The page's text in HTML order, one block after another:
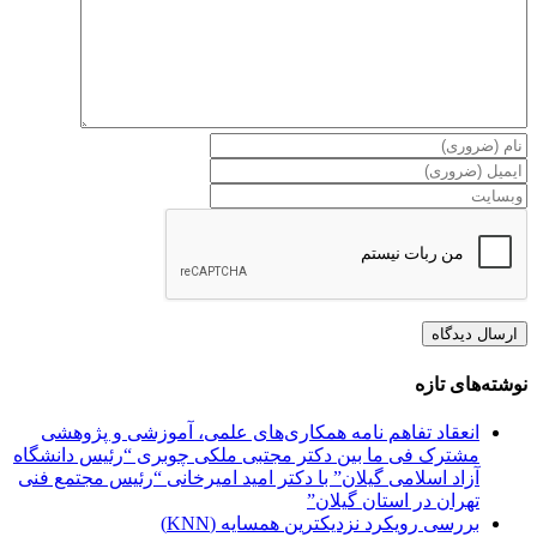
نوشته‌های تازه
انعقاد تفاهم نامه همکاری‌های علمی، آموزشی و پژوهشی
مشترک فی ما بین دکتر مجتبی ملکی چوبری “رئیس دانشگاه
آزاد اسلامی گیلان” با دکتر امید امیرخانی “رئیس مجتمع فنی
تهران در استان گیلان”
بررسی رویکرد نزدیکترین همسایه (KNN)